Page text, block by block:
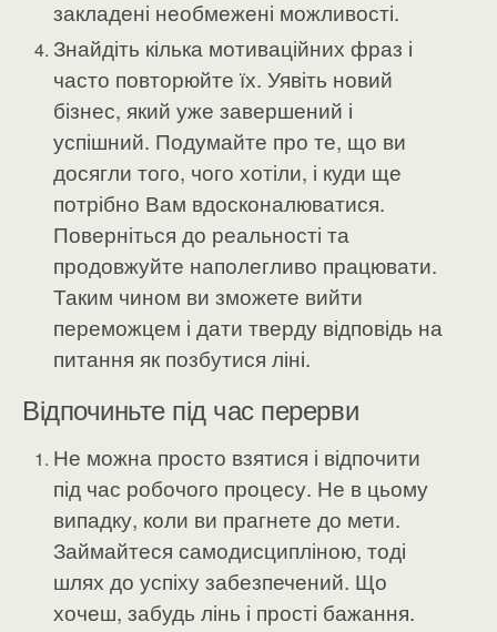
закладені необмежені можливості.
Знайдіть кілька мотиваційних фраз і
часто повторюйте їх. Уявіть новий
бізнес, який уже завершений і
успішний. Подумайте про те, що ви
досягли того, чого хотіли, і куди ще
потрібно Вам вдосконалюватися.
Поверніться до реальності та
продовжуйте наполегливо працювати.
Таким чином ви зможете вийти
переможцем і дати тверду відповідь на
питання як позбутися ліні.
Відпочиньте під час перерви
Не можна просто взятися і відпочити
під час робочого процесу. Не в цьому
випадку, коли ви прагнете до мети.
Займайтеся самодисципліною, тоді
шлях до успіху забезпечений. Що
хочеш, забудь лінь і прості бажання.